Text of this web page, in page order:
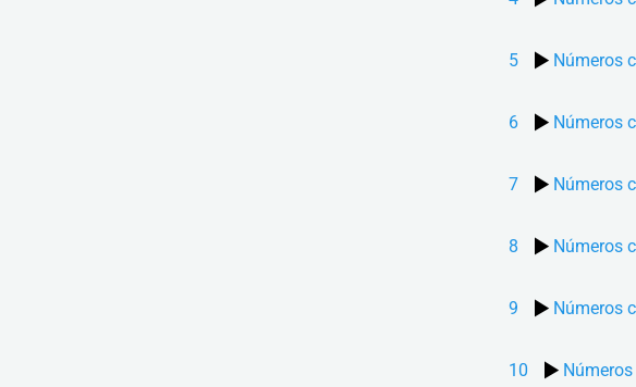
5 Números
6 Números
7 Números
8 Números
9 Números
10